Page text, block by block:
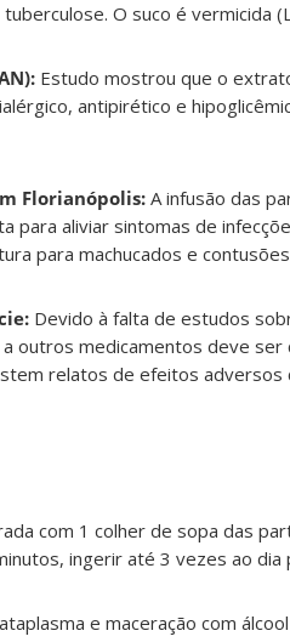
O suco é vermicida
Estudo mostrou que o
antipirético e
Florianópolis: A infusão das
para aliviar sintomas de
para machucados e
Devido à falta de estudos
outros medicamentos deve
relatos de efeitos adversos
com 1 colher de sopa das
ingerir até 3 vezes ao dia
e maceração com